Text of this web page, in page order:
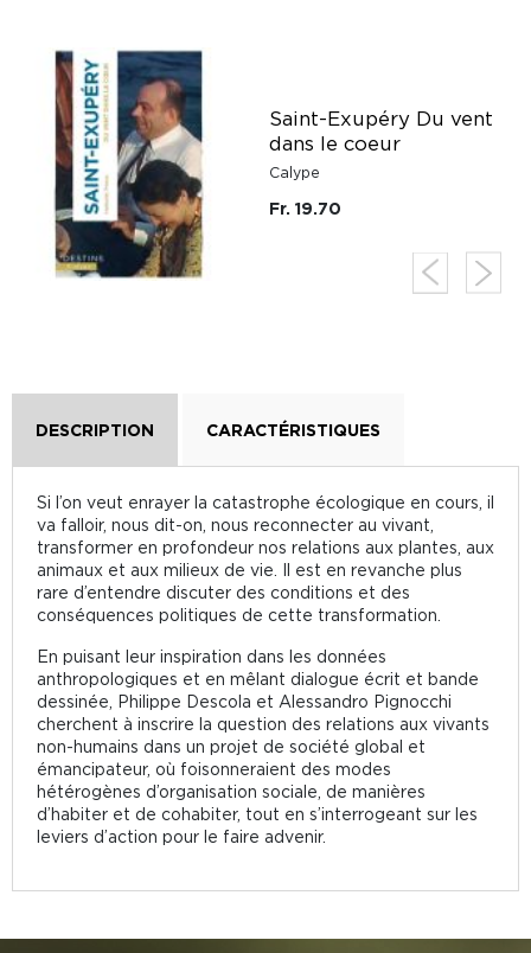
Saint-Exupéry Du vent
dans le coeur
Calype
Fr. 19.70
DESCRIPTION CARACTÉRISTIQUES
Si l’on veut enrayer la catastrophe écologique en cours, il
va falloir, nous dit-on, nous reconnecter au vivant,
transformer en profondeur nos relations aux plantes, aux
animaux et aux milieux de vie. Il est en revanche plus
rare d’entendre discuter des conditions et des
conséquences politiques de cette transformation.
En puisant leur inspiration dans les données
anthropologiques et en mêlant dialogue écrit et bande
dessinée, Philippe Descola et Alessandro Pignocchi
cherchent à inscrire la question des relations aux vivants
non-humains dans un projet de société global et
émancipateur, où foisonneraient des modes
hétérogènes d’organisation sociale, de manières
d’habiter et de cohabiter, tout en s’interrogeant sur les
leviers d’action pour le faire advenir.